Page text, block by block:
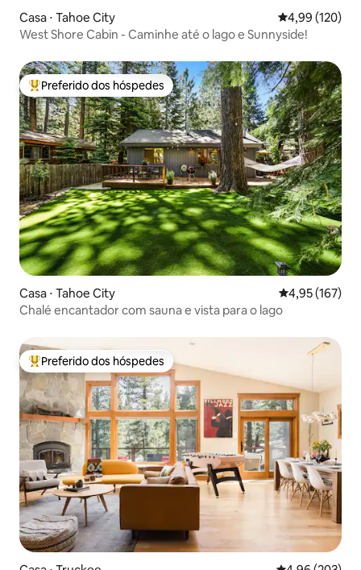
Casa ⋅ Tahoe City 4,99 de uma
4,99 (120)
West Shore Cabin - Caminhe até o lago e Sunnyside!
Entre os melhores preferidos dos hóspedes
Preferido dos hóspedes
Casa ⋅ Tahoe City 4,95 de uma
4,95 (167)
Chalé encantador com sauna e vista para o lago
Entre os melhores preferidos dos hóspedes
Preferido dos hóspedes